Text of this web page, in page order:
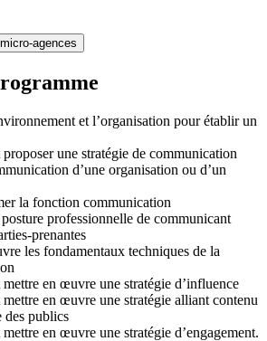
agences
et l’organisation pour établir un
une stratégie de communication
d’une organisation ou d’un
la fonction communication
professionnelle de communicant
prenantes
les fondamentaux techniques de la
en œuvre une stratégie d’influence
en œuvre une stratégie alliant contenu
des publics
en œuvre une stratégie d’engagement.